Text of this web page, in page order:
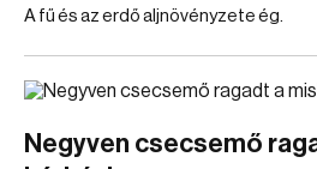
A fű és az erdő aljnövényzete ég.
Negyven csecsemő